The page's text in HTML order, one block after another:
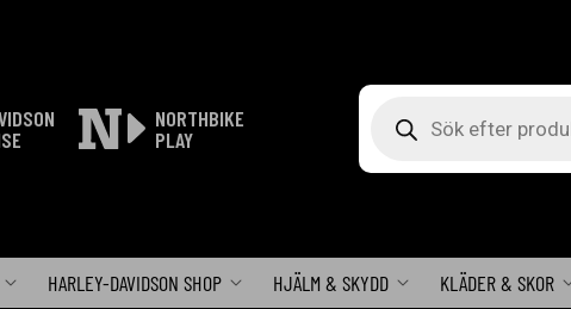
NORTHBIKE
PLAY
HARLEY-DAVIDSON SHOP HJÄLM & SKYDD KLÄDER & SKOR